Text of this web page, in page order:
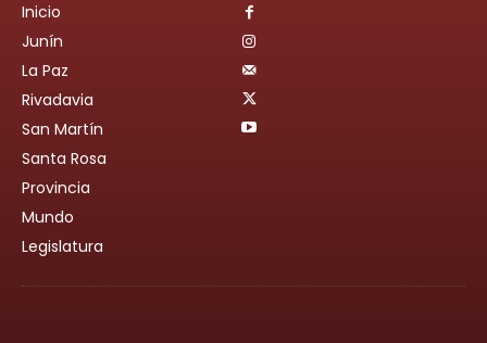
Inicio
Junín
La Paz
Rivadavia
San Martín
Santa Rosa
Provincia
Mundo
Legislatura